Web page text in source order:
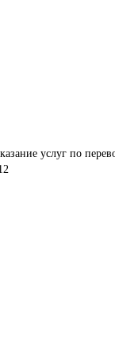
услуг по